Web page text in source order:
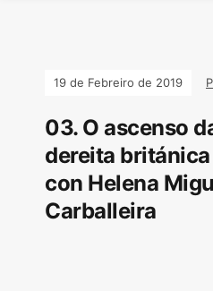
19 de Febreiro de 2019
03. O ascenso
dereita
con Helena
Carballeira